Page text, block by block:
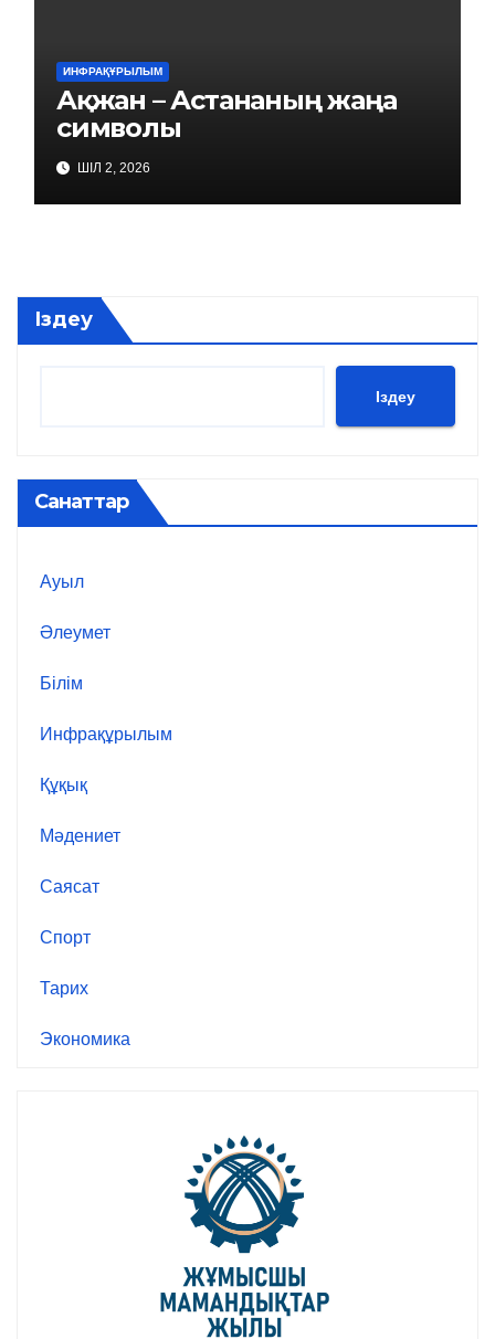
ИНФРАҚҰРЫЛЫМ
Ақжан – Астананың жаңа
символы
ШІЛ 2, 2026
Іздеу
Іздеу
Санаттар
Ауыл
Әлеумет
Білім
Инфрақұрылым
Құқық
Мәдениет
Саясат
Спорт
Тарих
Экономика